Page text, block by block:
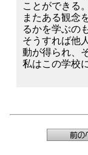
ことができる
またある観念
るかを学ぶの
そうすれば他
動が得られ、
私はこの学校